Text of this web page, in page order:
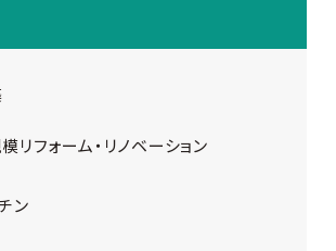
リフォーム・リノベーション
ン